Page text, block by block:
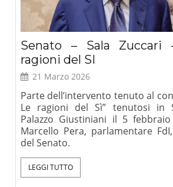
Senato – Sala Zuccari
ragioni del SI
21 Marzo 2026
Parte dell’intervento tenuto al
Le ragioni del Sì” tenutosi in
Palazzo Giustiniani il 5
Marcello Pera, parlamentare
del Senato.
LEGGI TUTTO